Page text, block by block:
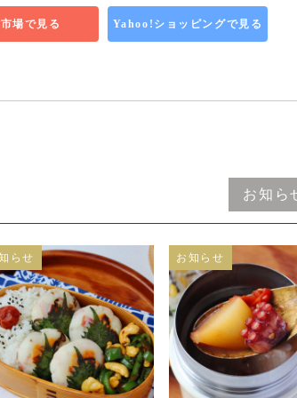
場で見る Yahoo!ショッピングで見る
お知ら
らせ お知らせ